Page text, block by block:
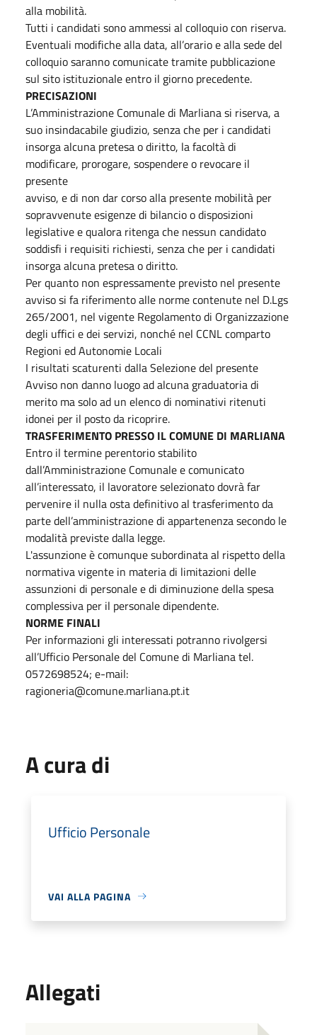
alla mobilità.
Tutti i candidati sono ammessi al colloquio con riserva.
Eventuali modifiche alla data, all’orario e alla sede del
colloquio saranno comunicate tramite pubblicazione
sul sito istituzionale entro il giorno precedente.
PRECISAZIONI
L’Amministrazione Comunale di Marliana si riserva, a
suo insindacabile giudizio, senza che per i candidati
insorga alcuna pretesa o diritto, la facoltà di
modificare, prorogare, sospendere o revocare il
presente
avviso, e di non dar corso alla presente mobilità per
sopravvenute esigenze di bilancio o disposizioni
legislative e qualora ritenga che nessun candidato
soddisfi i requisiti richiesti, senza che per i candidati
insorga alcuna pretesa o diritto.
Per quanto non espressamente previsto nel presente
avviso si fa riferimento alle norme contenute nel D.Lgs
265/2001, nel vigente Regolamento di Organizzazione
degli uffici e dei servizi, nonché nel CCNL comparto
Regioni ed Autonomie Locali
I risultati scaturenti dalla Selezione del presente
Avviso non danno luogo ad alcuna graduatoria di
merito ma solo ad un elenco di nominativi ritenuti
idonei per il posto da ricoprire.
TRASFERIMENTO PRESSO IL COMUNE DI MARLIANA
Entro il termine perentorio stabilito
dall’Amministrazione Comunale e comunicato
all’interessato, il lavoratore selezionato dovrà far
pervenire il nulla osta definitivo al trasferimento da
parte dell’amministrazione di appartenenza secondo le
modalità previste dalla legge.
L'assunzione è comunque subordinata al rispetto della
normativa vigente in materia di limitazioni delle
assunzioni di personale e di diminuzione della spesa
complessiva per il personale dipendente.
NORME FINALI
Per informazioni gli interessati potranno rivolgersi
all’Ufficio Personale del Comune di Marliana tel.
0572698524; e-mail:
ragioneria@comune.marliana.pt.it
A cura di
Ufficio Personale
VAI ALLA PAGINA
Allegati